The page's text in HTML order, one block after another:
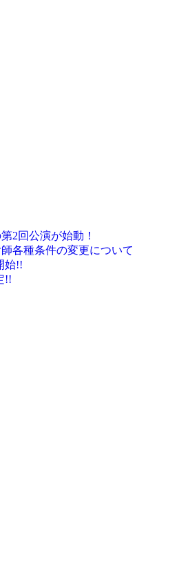
2回公演が始動！
各種条件の変更について
始!!
!!